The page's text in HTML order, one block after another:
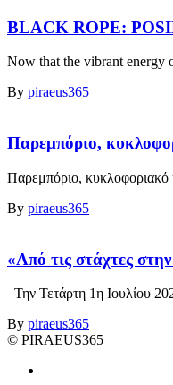
BLACK ROPE:
Now that the vibrant energy
By piraeus365
Παρεμπόριο,
Παρεμπόριο, κυκλοφοριακό
By piraeus365
«Από τις στάχτες
Την Τετάρτη 1η Ιουλίου
By piraeus365
© PIRAEUS365